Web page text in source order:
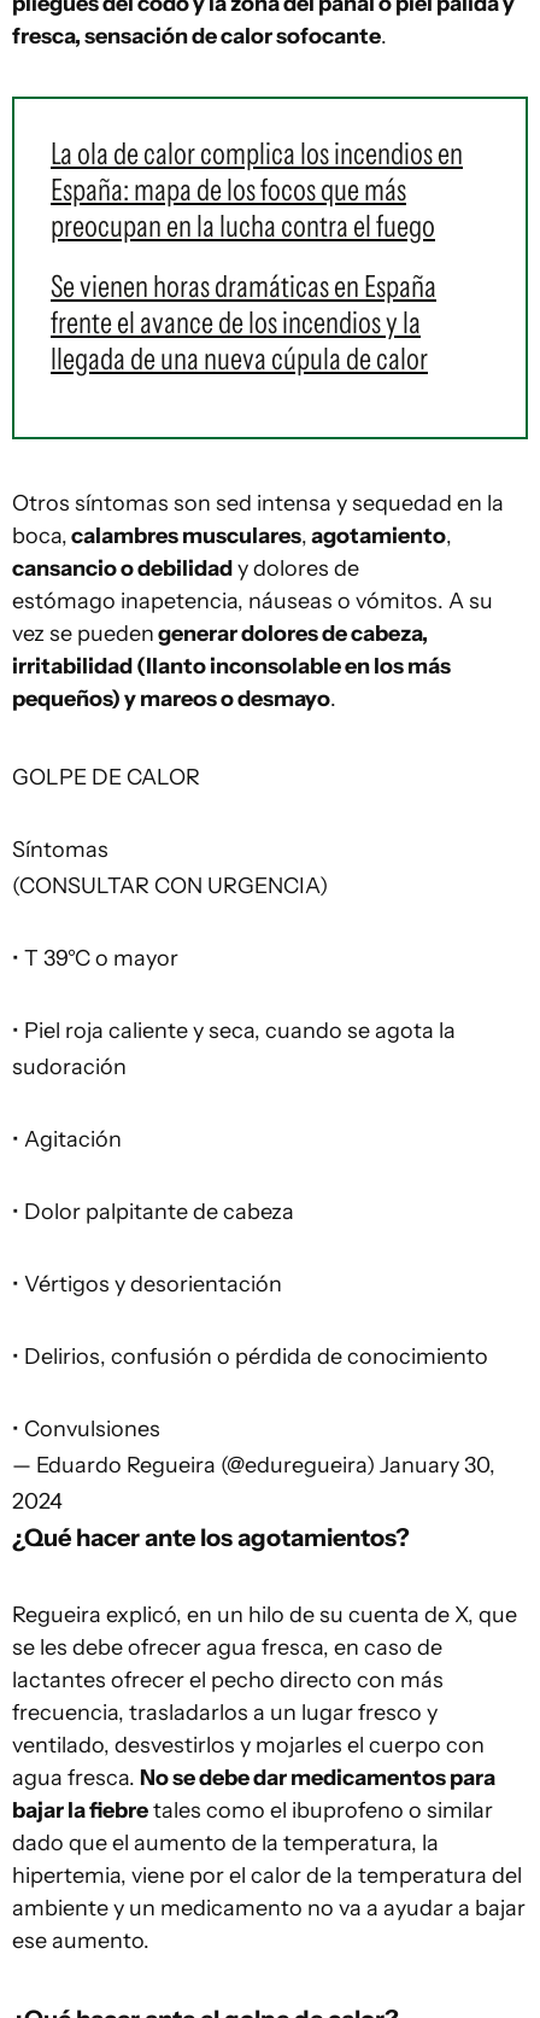
fresca, sensación de calor sofocante.
La ola de calor complica los incendios en
España: mapa de los focos que más
preocupan en la lucha contra el fuego
Se vienen horas dramáticas en España
frente el avance de los incendios y la
llegada de una nueva cúpula de calor
Otros síntomas son sed intensa y sequedad en la
boca,calambres musculares,agotamiento,
cansancio o debilidady dolores de
estómago inapetencia, náuseas o vómitos. A su
vez se puedengenerar dolores de cabeza,
irritabilidad (llanto inconsolable en los más
pequeños) y mareos o desmayo.
GOLPE DE CALOR
Síntomas
(CONSULTAR CON URGENCIA)
• T 39°C o mayor
• Piel roja caliente y seca, cuando se agota la
sudoración
• Agitación
• Dolor palpitante de cabeza
• Vértigos y desorientación
• Delirios, confusión o pérdida de conocimiento
• Convulsiones
— Eduardo Regueira (@eduregueira) January 30,
2024
¿Qué hacer ante los agotamientos?
Regueira explicó, en un hilo de su cuenta de X, que
se les debe ofrecer agua fresca, en caso de
lactantes ofrecer el pecho directo con más
frecuencia, trasladarlos a un lugar fresco y
ventilado, desvestirlos y mojarles el cuerpo con
agua fresca. No se debe dar medicamentos para
bajar la fiebretales como el ibuprofeno o similar
dado que el aumento de la temperatura, la
hipertemia, viene por el calor de la temperatura del
ambiente y un medicamento no va a ayudar a bajar
ese aumento.